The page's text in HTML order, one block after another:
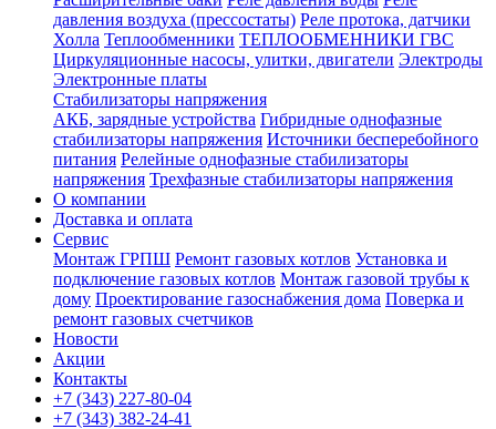
давления воздуха (прессостаты) Реле протока, датчики
Холла Теплообменники ТЕПЛООБМЕННИКИ ГВС
Циркуляционные насосы, улитки, двигатели Электроды
Электронные платы
Стабилизаторы напряжения
АКБ, зарядные устройства Гибридные однофазные
стабилизаторы напряжения Источники бесперебойного
питания Релейные однофазные стабилизаторы
напряжения Трехфазные стабилизаторы напряжения
О компании
Доставка и оплата
Сервис
Монтаж ГРПШ Ремонт газовых котлов Установка и
подключение газовых котлов Монтаж газовой трубы к
дому Проектирование газоснабжения дома Поверка и
ремонт газовых счетчиков
Новости
Акции
Контакты
+7 (343) 227-80-04
+7 (343) 382-24-41